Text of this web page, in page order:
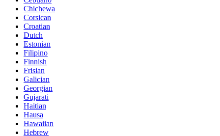
Chichewa
Corsican
Croatian
Dutch
Estonian
Filipino
Finnish
Frisian
Galician
Georgian
Gujarati
Haitian
Hausa
Hawaiian
Hebrew